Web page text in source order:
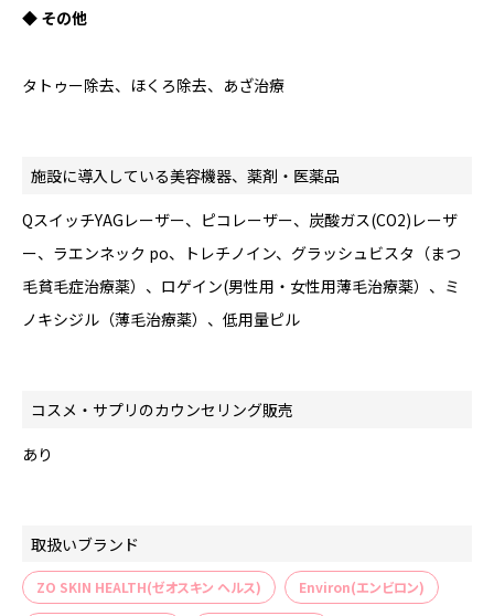
◆ その他
タトゥー除去、ほくろ除去、あざ治療
施設に導入している美容機器、薬剤・医薬品
QスイッチYAGレーザー、ピコレーザー、炭酸ガス(CO2)レーザ
ー、ラエンネック po、トレチノイン、グラッシュビスタ（まつ
毛貧毛症治療薬）、ロゲイン(男性用・女性用薄毛治療薬）、ミ
ノキシジル（薄毛治療薬）、低用量ピル
コスメ・サプリのカウンセリング販売
あり
取扱いブランド
ZO SKIN HEALTH(ゼオスキン ヘルス) Environ(エンビロン)